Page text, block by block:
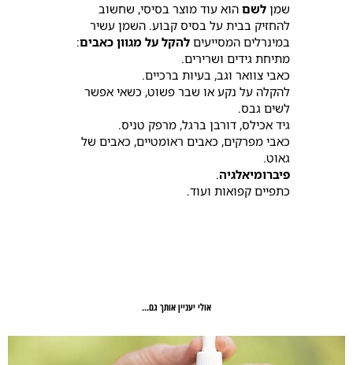
שמן לשם הוא עוד מוצר בסיסי, שחשוב
להחזיק בבית על בסיס קבוע. השמן עשיר
במינרלים המסייעים להקל על מגוון כאבים:
מתיחת גידים ושרירים.
כאבי צוואר וגב, בעיות ברכיים.
להקלה על נקע או שבר פשוט, כשאי אפשר
לשים גבס.
גיד אכילס, דורבן ברגל, מרפק טניס.
כאבי מפרקים, כאבים ראומטיים, כאבים של
גאוט.
פיברומיאלגיה.
כתפיים קפואות ועוד.
אולי יעניין אותך גם...